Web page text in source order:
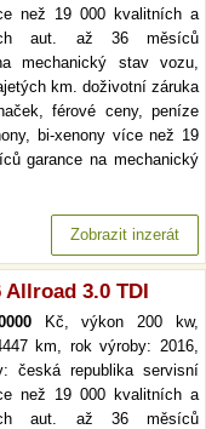
než 19 000 kvalitních a
aut. až 36 měsíců
mechanický stav vozu,
km. doživotní záruka
férové ceny, peníze
bi-xenony více než 19
garance na mechanický
Zobrazit inzerát
Allroad 3.0 TDI
Kč, výkon 200 kw,
km, rok výroby: 2016,
česká republika servisní
než 19 000 kvalitních a
aut. až 36 měsíců